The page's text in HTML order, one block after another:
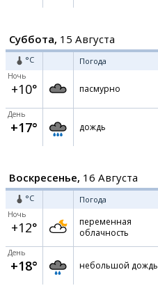
Суббота, 15 Августа
°C Погода
Ночь
+10° пасмурно
День
+17° дождь
Воскресенье, 16 Августа
°C Погода
Ночь
+12°
переменная
облачность
День
+18° небольшой дождь